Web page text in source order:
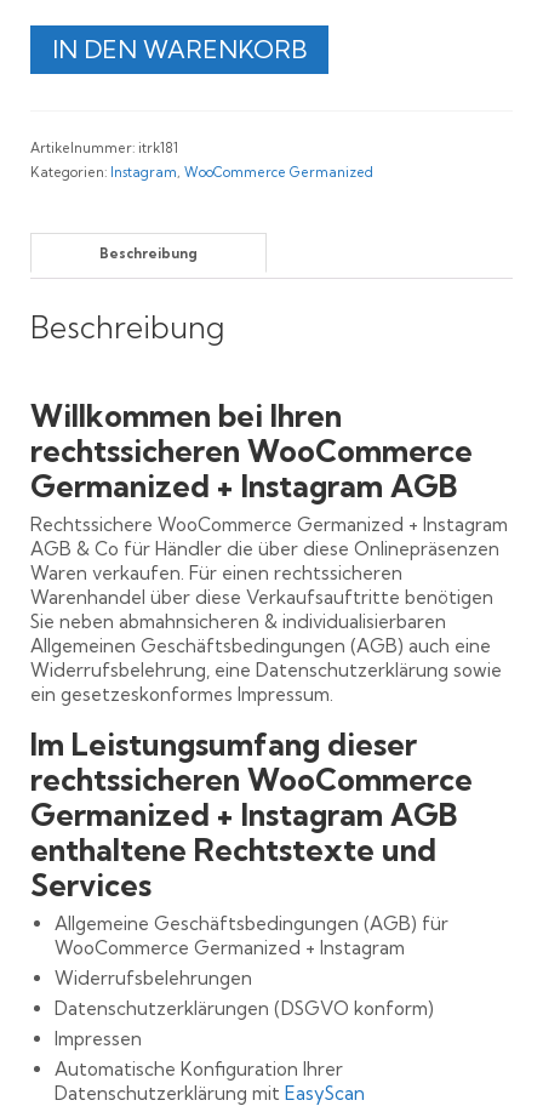
Rechtssichere
WooCommerce
AGB
Menge
IN DEN WARENKORB
Artikelnummer: itrk181
Kategorien: Instagram, WooCommerce Germanized
Beschreibung
Beschreibung
Willkommen bei Ihren
rechtssicheren WooCommerce
Germanized + Instagram AGB
Rechtssichere WooCommerce Germanized + Instagram
AGB & Co für Händler die über diese Onlinepräsenzen
Waren verkaufen. Für einen rechtssicheren
Warenhandel über diese Verkaufsauftritte benötigen
Sie neben abmahnsicheren & individualisierbaren
Allgemeinen Geschäftsbedingungen (AGB) auch eine
Widerrufsbelehrung, eine Datenschutzerklärung sowie
ein gesetzeskonformes Impressum.
Im Leistungsumfang dieser
rechtssicheren WooCommerce
Germanized + Instagram AGB
enthaltene Rechtstexte und
Services
Allgemeine Geschäftsbedingungen (AGB) für
WooCommerce Germanized + Instagram
Widerrufsbelehrungen
Datenschutzerklärungen (DSGVO konform)
Impressen
Automatische Konfiguration Ihrer
Datenschutzerklärung mit EasyScan